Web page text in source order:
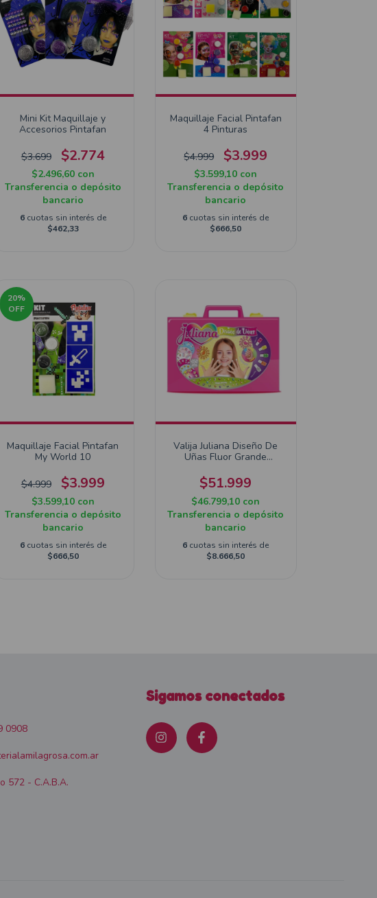
Mini Kit Maquillaje y
Accesorios Pintafan
$3.699 $2.774
$2.496,60 con
Transferencia o depósito
bancario
6 cuotas sin interés de
$462,33
Maquillaje Facial Pintafan
4 Pinturas
$4.999 $3.999
$3.599,10 con
Transferencia o depósito
bancario
6 cuotas sin interés de
$666,50
20%
OFF
Maquillaje Facial Pintafan
My World 10
$4.999 $3.999
$3.599,10 con
Transferencia o depósito
bancario
6 cuotas sin interés de
$666,50
Valija Juliana Diseño De
Uñas Fluor Grande
$51.999
$46.799,10 con
Transferencia o depósito
bancario
6 cuotas sin interés de
$8.666,50
0908
572 - C.A.B.A.
Sigamos conectados